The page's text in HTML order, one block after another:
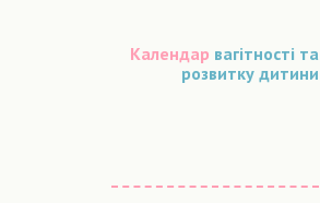
Календар вагітності та
розвитку дитини